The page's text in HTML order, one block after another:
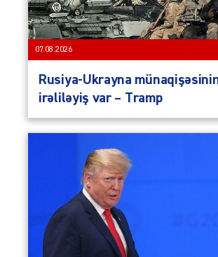
07.08.2026
Rusiya-Ukrayna
irəliləyiş var – Tramp